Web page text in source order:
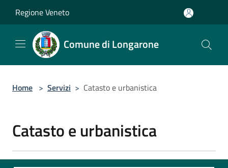
Regione Veneto
Comune di Longarone
Home > Servizi > Catasto e urbanistica
Catasto e urbanistica